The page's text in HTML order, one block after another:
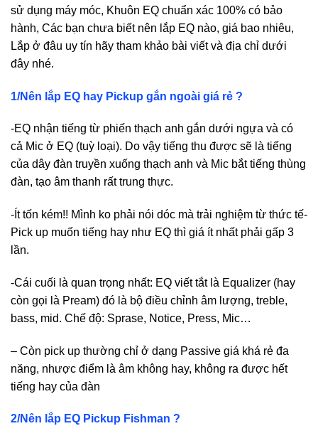
sử dụng máy móc, Khuôn EQ chuẩn xác 100% có bảo
hành, Các bạn chưa biết nên lắp EQ nào, giá bao nhiêu,
Lắp ở đâu uy tín hãy tham khảo bài viết và địa chỉ dưới
đây nhé.
1/Nên lắp EQ hay Pickup gắn ngoài giá rẻ ?
-EQ nhận tiếng từ phiến thạch anh gắn dưới ngựa và có
cả Mic ở EQ (tuỳ loại). Do vậy tiếng thu được sẽ là tiếng
của dây đàn truyền xuống thạch anh và Mic bắt tiếng thùng
đàn, tạo âm thanh rất trung thực.
-Ít tốn kém!! Mình ko phải nói dóc mà trải nghiệm từ thức tế-
Pick up muốn tiếng hay như EQ thì giá ít nhất phải gấp 3
lần.
-Cái cuối là quan trọng nhất: EQ viết tắt là Equalizer (hay
còn gọi là Pream) đó là bộ điều chỉnh âm lượng, treble,
bass, mid. Chế độ: Sprase, Notice, Press, Mic…
– Còn pick up thường chỉ ở dạng Passive giá khá rẻ đa
năng, nhược điểm là âm không hay, không ra được hết
tiếng hay của đàn
2/Nên lắp EQ Pickup Fishman ?